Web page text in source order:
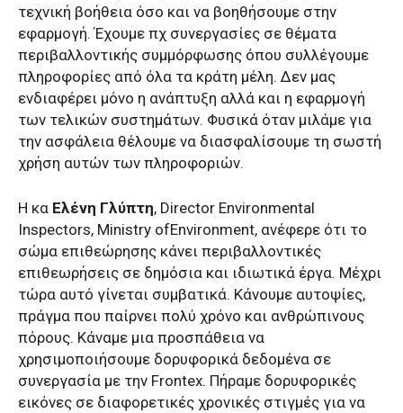
τεχνική βοήθεια όσο και να βοηθήσουμε στην
εφαρμογή. Έχουμε πχ συνεργασίες σε θέματα
περιβαλλοντικής συμμόρφωσης όπου συλλέγουμε
πληροφορίες από όλα τα κράτη μέλη. Δεν μας
ενδιαφέρει μόνο η ανάπτυξη αλλά και η εφαρμογή
των τελικών συστημάτων. Φυσικά όταν μιλάμε για
την ασφάλεια θέλουμε να διασφαλίσουμε τη σωστή
χρήση αυτών των πληροφοριών.
Η κα Ελένη Γλύπτη, Director Environmental
Inspectors, Ministry ofEnvironment, ανέφερε ότι το
σώμα επιθεώρησης κάνει περιβαλλοντικές
επιθεωρήσεις σε δημόσια και ιδιωτικά έργα. Μέχρι
τώρα αυτό γίνεται συμβατικά. Κάνουμε αυτοψίες,
πράγμα που παίρνει πολύ χρόνο και ανθρώπινους
πόρους. Κάναμε μια προσπάθεια να
χρησιμοποιήσουμε δορυφορικά δεδομένα σε
συνεργασία με την Frontex. Πήραμε δορυφορικές
εικόνες σε διαφορετικές χρονικές στιγμές για να